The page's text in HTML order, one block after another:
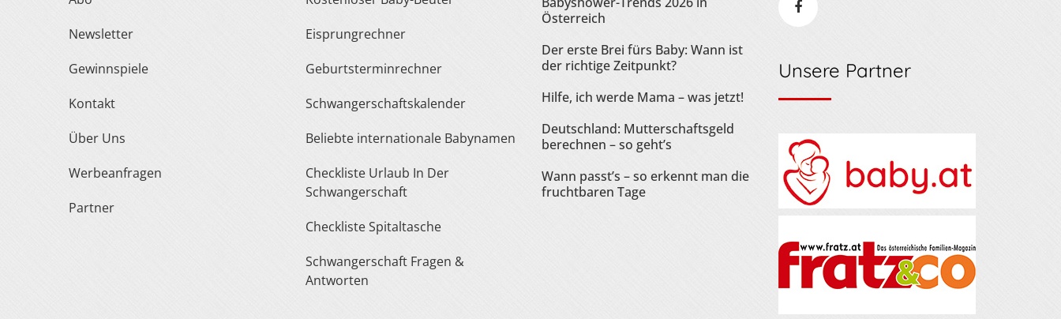
Newsletter
Gewinnspiele
Kontakt
Über Uns
Werbeanfragen
Partner
Eisprungrechner
Geburtsterminrechner
Schwangerschaftskalender
Beliebte internationale Babynamen
Checkliste Urlaub In Der
Schwangerschaft
Checkliste Spitaltasche
Schwangerschaft Fragen &
Antworten
Österreich
Der erste Brei fürs Baby: Wann ist
der richtige Zeitpunkt?
Hilfe, ich werde Mama – was jetzt!
Deutschland: Mutterschaftsgeld
berechnen – so geht’s
Wann passt’s – so erkennt man die
fruchtbaren Tage
Unsere Partner